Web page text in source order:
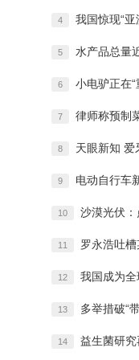
4 我国惊现“亚
5 水产品总量近
6 小电驴正在“
7 律师称预制菜
8 天眼新知 爱牙
9 电动自行车新
10 沙漠光伏：点
11 罗永浩吐槽某
12 我国成为全球
13 多举措破“带
14 益生菌研究